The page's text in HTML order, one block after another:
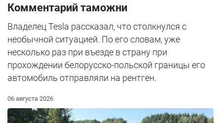
Комментарий таможни
Владелец Tesla рассказал, что столкнулся с
необычной ситуацией. По его словам, уже
несколько раз при въезде в страну при
прохождении белорусско-польской границы его
автомобиль отправляли на рентген.
06 августа 2026